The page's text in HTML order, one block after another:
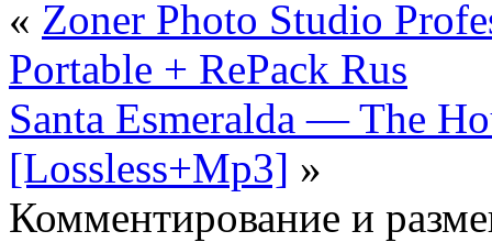
« Zoner Photo Studio
Portable + RePack Rus
Santa Esmeralda — The
[Lossless+Mp3] »
Комментирование и